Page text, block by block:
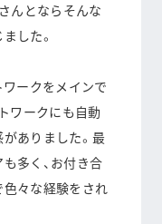
んとならそんな
した。
ワークをメインで
ワークにも自動
ありました。最
多く、お付き合
々な経験をされ